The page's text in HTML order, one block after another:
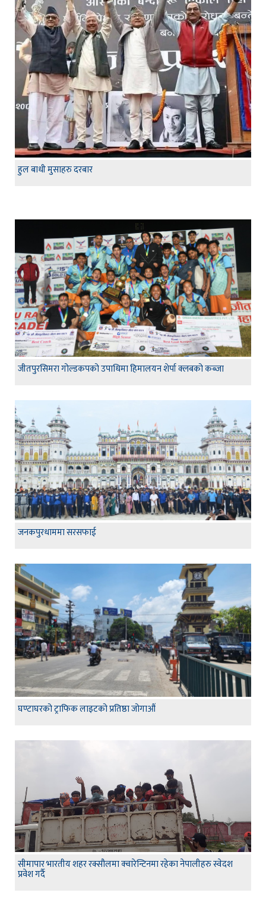
हुल बाधी मुसाहरु दरबार
जीतपुरसिमरा गोल्डकपको उपाधिमा हिमालयन शेर्पा क्लबको कब्जा
जनकपुरधाममा सरसफाई
घण्टाघरको ट्राफिक लाइटको प्रतिष्ठा जोगाऔं
सीमापार भारतीय शहर रक्सौलमा क्वारेन्टिनमा रहेका नेपालीहरु स्वेदश
प्रवेश गर्दै